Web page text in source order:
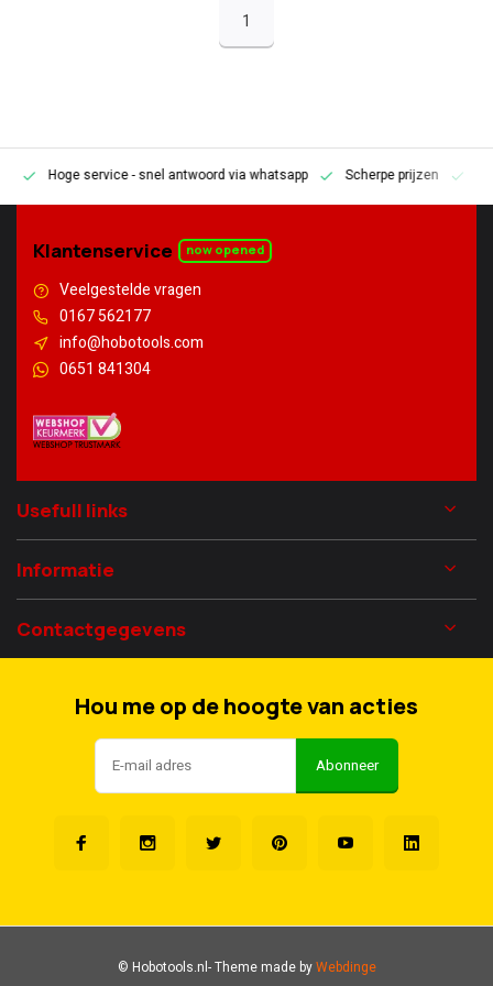
1
Hoge service- snel antwoord via whatsapp Scherpe prijzen
Klantenservice now opened
Veelgestelde vragen
0167 562177
info@hobotools.com
0651 841304
Usefull links
Informatie
Contactgegevens
Hou me op de hoogte van acties
Abonneer
© Hobotools.nl- Theme made byWebdinge